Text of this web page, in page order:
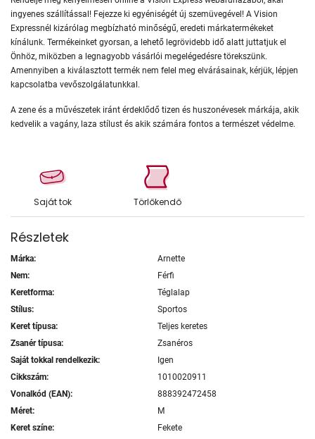
ingyenes szállítással! Fejezze ki egyéniségét új szemüvegével! A Vision
Expressnél kizárólag megbízható minőségű, eredeti márkatermékeket
kínálunk. Termékeinket gyorsan, a lehető legrövidebb idő alatt juttatjuk el
Önhöz, miközben a legnagyobb vásárlói megelégedésre törekszünk.
Amennyiben a kiválasztott termék nem felel meg elvárásainak, kérjük, lépjen
kapcsolatba vevőszolgálatunkkal.
A zene és a művészetek iránt érdeklődő tizen és huszonévesek márkája, akik
kedvelik a vagány, laza stílust és akik számára fontos a természet védelme.
Saját tok Törlőkendő
Részletek
Márka:
Arnette
Nem:
Férfi
Keretforma:
Téglalap
Stílus:
Sportos
Keret típusa:
Teljes keretes
Zsanér típusa:
Zsanéros
Saját tokkal rendelkezik:
Igen
Cikkszám:
1010020911
Vonalkód (EAN):
888392472458
Méret:
M
Keret színe:
Fekete